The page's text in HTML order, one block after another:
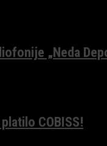
„Neda
COBISS!